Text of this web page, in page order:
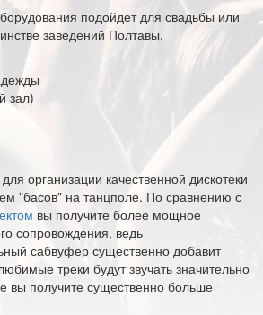
подойдет для свадьбы или
заведений Полтавы.
зал)
организации качественной дискотеки
"басов" на танцполе. По сравнению с
вы получите более мощное
сопровождения, ведь
сабвуфер существенно добавит
треки будут звучать значительно
вы получите существенно больше